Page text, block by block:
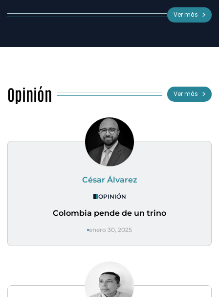
Ver más
Opinión Ver más
César Álvarez
OPINIÓN
Colombia pende de un trino
enero 30, 2025